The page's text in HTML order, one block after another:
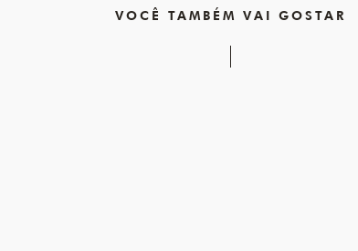
VOCÊ TAMBÉM VAI GOSTAR